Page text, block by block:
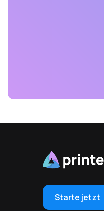
Starte jetzt